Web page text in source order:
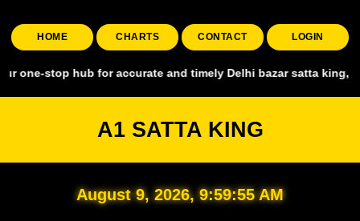
HOME CHARTS CONTACT LOGIN
hub for accurate and timely Delhi bazar satta king, covering
A1 SATTA KING
August 9, 2026, 9:59:56 AM